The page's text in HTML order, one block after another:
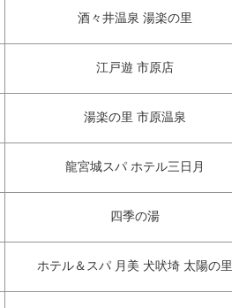
酒々井温泉 湯楽の里
江戸遊 市原店
湯楽の里 市原温泉
龍宮城スパ ホテル三日月
四季の湯
ホテル＆スパ 月美 犬吠埼 太陽の里